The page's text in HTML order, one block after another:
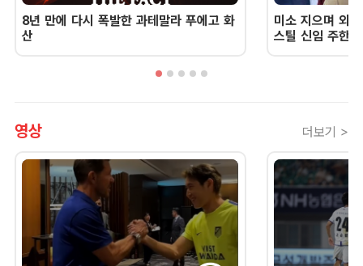
8년 만에 다시 폭발한 과테말라 푸에고 화
산
미소 지으며 외
스틸 신임 주한
영상 더보기 >